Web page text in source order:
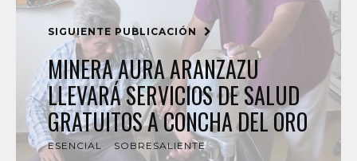
SIGUIENTE PUBLICACIÓN
MINERA AURA ARANZAZU
LLEVARÁ SERVICIOS DE SALUD
GRATUITOS A CONCHA DEL ORO
ESENCIAL SOBRESALIENTE